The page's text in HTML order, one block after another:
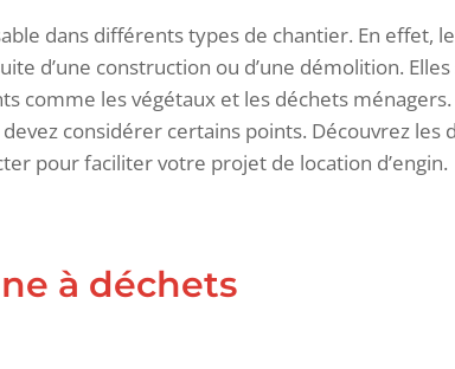
dans différents types de chantier. En effet,
d’une construction ou d’une démolition.
comme les végétaux et les déchets
considérer certains points. Découvrez les
pour faciliter votre projet de location d’engin.
à déchets